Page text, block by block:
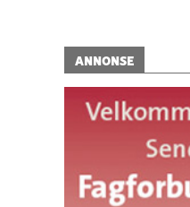
ANNONSE